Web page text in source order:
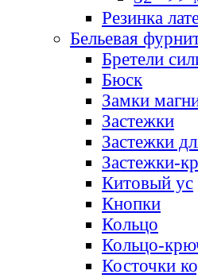
Резинка
Бельевая
Бретели
Бюск
Замки
Застежки
Застежки
Застежки-
Китовый ус
Кнопки
Кольцо
Кольцо-
Косточки